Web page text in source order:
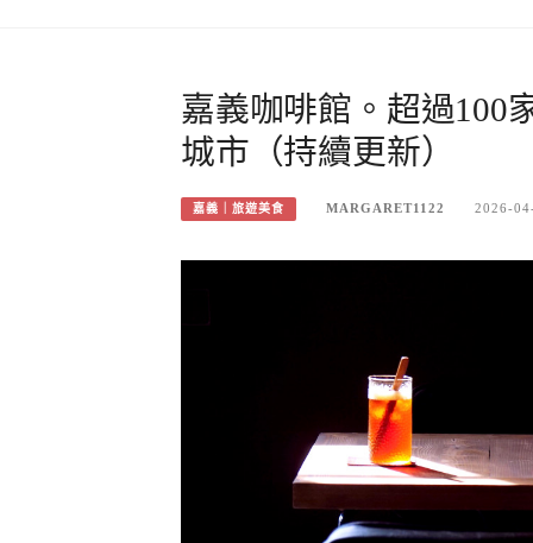
嘉義咖啡館。超過100
城市（持續更新）
嘉義｜旅遊美食 MARGARET1122 2026-